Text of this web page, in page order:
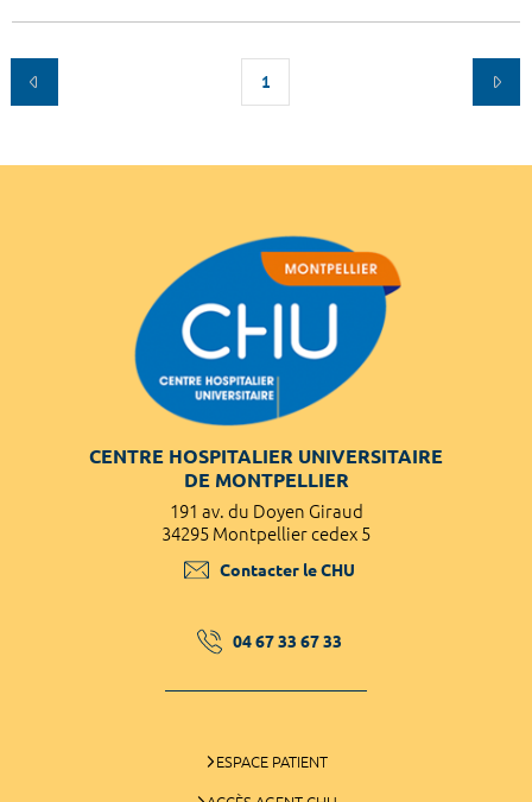
1
CENTRE HOSPITALIER UNIVERSITAIRE
DE MONTPELLIER
191 av. du Doyen Giraud
34295 Montpellier cedex 5
Contacter le CHU
04 67 33 67 33
ESPACE PATIENT